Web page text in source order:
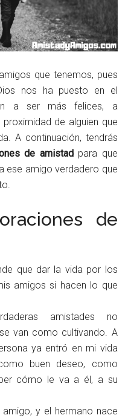
que tenemos, pues
nos ha puesto en el
a ser más felices, a
de alguien que
A continuación, tendrás
de amistadpara que
ese amigo verdadero que
de
que dar la vida por los
amigos si hacen lo que
amistades no
van como cultivando. A
ya entró en mi vida
buen deseo, como
cómo le va a él, a su
y el hermano nace